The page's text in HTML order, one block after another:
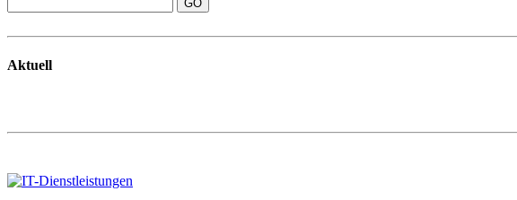
Aktuell